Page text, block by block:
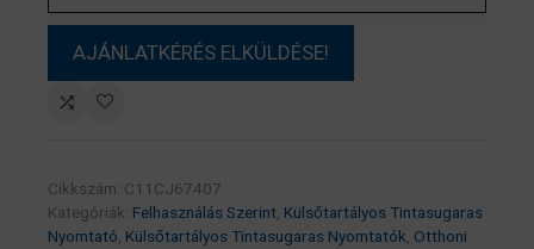
Cikkszám: C11CJ67407
Kategóriák: Felhasználás Szerint, Külsőtartályos Tintasugaras
Nyomtató, Külsőtartályos Tintasugaras Nyomtatók, Otthoni